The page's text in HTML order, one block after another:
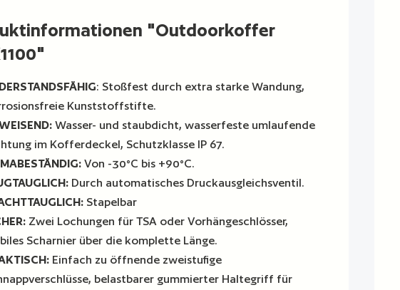
"Outdoorkoffer
: Stoßfest durch extra starke Wandung,
Kunststoffstifte.
Wasser- und staubdicht, wasserfeste umlaufende
im Kofferdeckel, Schutzklasse IP 67.
Von -30°C bis +90°C.
Durch automatisches Druckausgleichsventil.
Stapelbar
Zwei Lochungen für TSA oder Vorhängeschlösser,
Scharnier über die komplette Länge.
Einfach zu öffnende zweistufige
belastbarer gummierter Haltegriff für